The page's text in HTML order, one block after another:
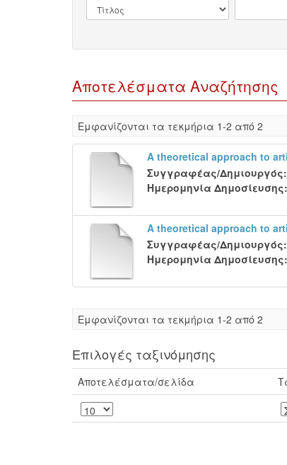
Αποτελέσματα Αναζήτησης
Eμφανίζονται τα τεκμήρια 1-2 από 2
A theoretical approach to
Συγγραφέας/Δημιουργός:
Ημερομηνία Δημοσίευσης:
A theoretical approach to
Συγγραφέας/Δημιουργός:
Ημερομηνία Δημοσίευσης:
Eμφανίζονται τα τεκμήρια 1-2 από 2
Επιλογές ταξινόμησης
Αποτελέσματα/σελίδα